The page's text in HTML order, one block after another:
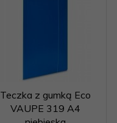
Teczka z gumką Eco
VAUPE 319 A4